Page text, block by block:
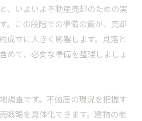
、いよいよ不動産売却のための実
。この段階での準備の質が、売却
成立に大きく影響します。見落と
めて、必要な準備を整理しましょ
調査です。不動産の現況を把握す
戦略を具体化できます。建物の老